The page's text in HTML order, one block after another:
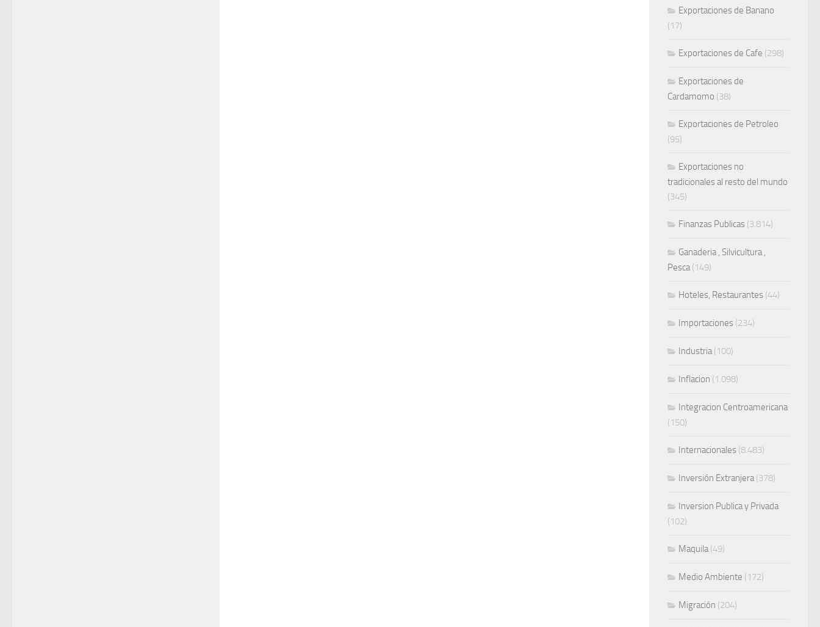
Exportaciones de Banano
(17)
Exportaciones de Cafe (298)
Exportaciones de
Cardamomo (38)
Exportaciones de Petroleo
(95)
Exportaciones no
tradicionales al resto del mundo
(345)
Finanzas Publicas (3.814)
Ganaderia , Silvicultura ,
Pesca(149)
Hoteles, Restaurantes (44)
Importaciones (234)
Industria(100)
Inflacion (1.098)
Integracion Centroamericana
(150)
Internacionales (8.483)
Inversión Extranjera(378)
Inversion Publica y Privada
(102)
Maquila(49)
Medio Ambiente (172)
Migración (204)